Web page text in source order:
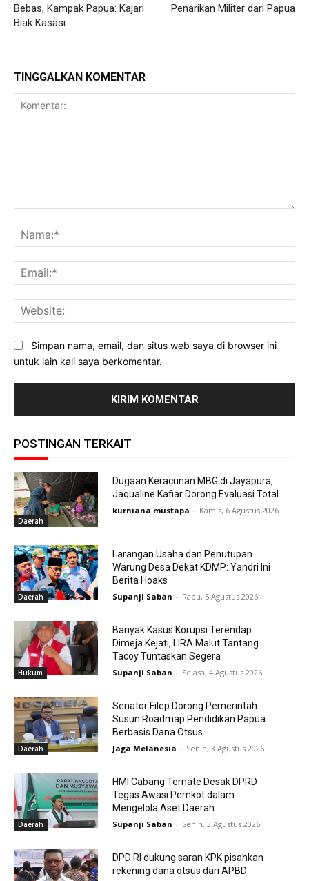
Bebas, Kampak Papua: Kajari
Biak Kasasi
Penarikan Militer dari Papua
TINGGALKAN KOMENTAR
Simpan nama, email, dan situs web saya di browser ini
untuk lain kali saya berkomentar.
POSTINGAN TERKAIT
Daerah
Dugaan Keracunan MBG di Jayapura,
Jaqualine Kafiar Dorong Evaluasi Total
kurniana mustapa - Kamis, 6 Agustus 2026
Daerah
Larangan Usaha dan Penutupan
Warung Desa Dekat KDMP: Yandri Ini
Berita Hoaks
Supanji Saban - Rabu, 5 Agustus 2026
Hukum
Banyak Kasus Korupsi Terendap
Dimeja Kejati, LIRA Malut Tantang
Tacoy Tuntaskan Segera
Supanji Saban - Selasa, 4 Agustus 2026
Daerah
Senator Filep Dorong Pemerintah
Susun Roadmap Pendidikan Papua
Berbasis Dana Otsus
Jaga Melanesia - Senin, 3 Agustus 2026
Daerah
HMI Cabang Ternate Desak DPRD
Tegas Awasi Pemkot dalam
Mengelola Aset Daerah
Supanji Saban - Senin, 3 Agustus 2026
DPD RI dukung saran KPK pisahkan
rekening dana otsus dari APBD